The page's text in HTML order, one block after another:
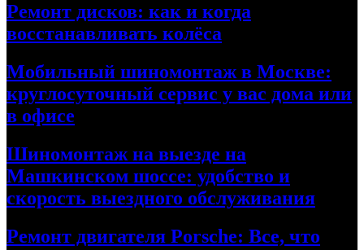
Ремонт дисков: как и когда
восстанавливать колёса
Мобильный шиномонтаж в Москве:
круглосуточный сервис у вас дома или
в офисе
Шиномонтаж на выезде на
Машкинском шоссе: удобство и
скорость выездного обслуживания
Ремонт двигателя Porsche: Все, что